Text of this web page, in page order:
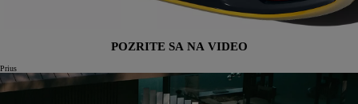
POZRITE SA NA VIDEO
Prius